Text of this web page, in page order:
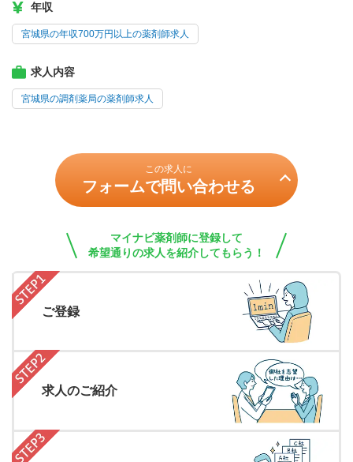
年収
宮城県の年収700万円以上の薬剤師求人
求人内容
宮城県の調剤薬局の薬剤師求人
この求人に
フォームで問い合わせる
マイナビ薬剤師に登録して
希望通りの求人を紹介してもらう！
ご登録
求人のご紹介